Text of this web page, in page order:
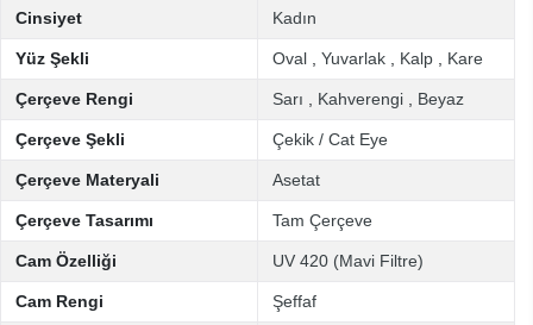
Cinsiyet Kadın
Yüz Şekli Oval Yuvarlak Kalp Kare
Çerçeve Rengi Sarı Kahverengi Beyaz
Çerçeve Şekli Çekik / Cat Eye
Çerçeve Materyali Asetat
Çerçeve Tasarımı Tam Çerçeve
Cam Özelliği UV 420 (Mavi Filtre)
Cam Rengi Şeffaf